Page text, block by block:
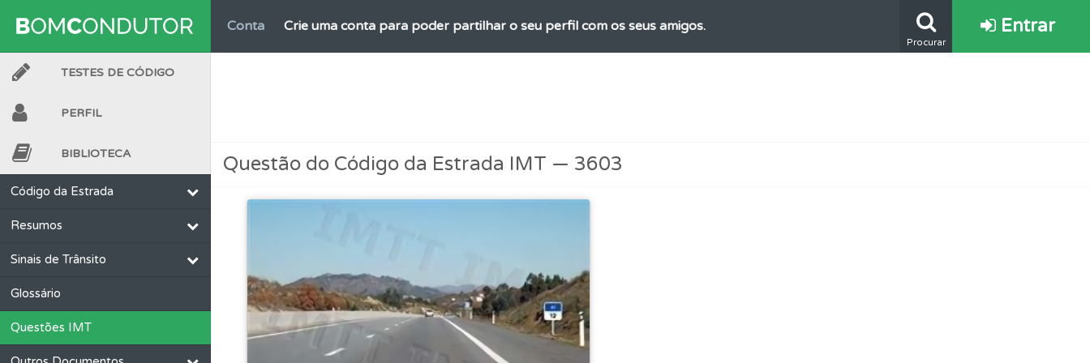
Conta Crie uma conta para poder partilhar o seu perfil com os seus amigos.
Testes Veja o nível de dificuldade do teste quando o termina.
Testes O teste "Novas" apresenta-lhe questões a que ainda não respondeu.
Procurar
Entrar
TESTES DE CÓDIGO
PERFIL
BIBLIOTECA
Código da Estrada
Resumos
Sinais de Trânsito
Glossário
Questões IMT
Questão do Código da Estrada IMT — 3603